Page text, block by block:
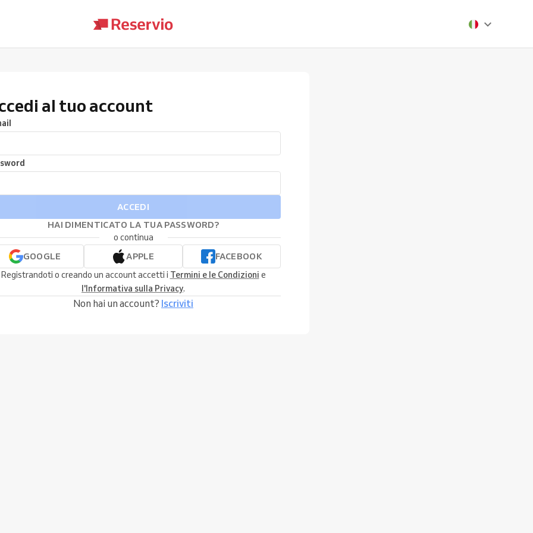
al tuo account
ACCEDI
HAI DIMENTICATO LA TUA PASSWORD?
o continua
GOOGLE
APPLE
FACEBOOK
Registrandoti o creando un account accetti i Termini e le Condizioni e
l'Informativa sulla Privacy.
Non hai un account? Iscriviti